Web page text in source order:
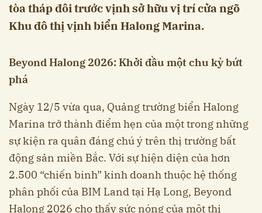
tòa tháp đôi trước vịnh sở hữu vị trí cửa ngõ
Khu đô thị vịnh biển Halong Marina.
Beyond Halong 2026: Khởi đầu một chu kỳ bứt
phá
Ngày 12/5 vừa qua, Quảng trường biển Halong
Marina trở thành điểm hẹn của một trong những
sự kiện ra quân đáng chú ý trên thị trường bất
động sản miền Bắc. Với sự hiện diện của hơn
2.500 “chiến binh” kinh doanh thuộc hệ thống
phân phối của BIM Land tại Hạ Long, Beyond
Halong 2026 cho thấy sức nóng của một thị